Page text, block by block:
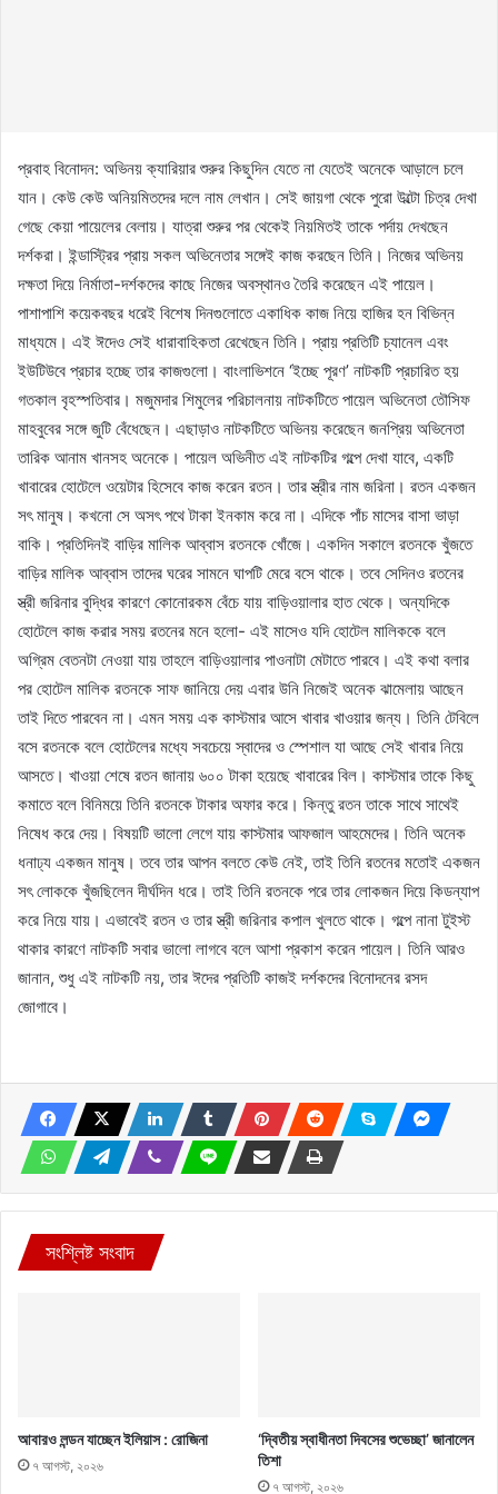
প্রবাহ বিনোদন: অভিনয় ক্যারিয়ার শুরুর কিছুদিন যেতে না যেতেই অনেকে আড়ালে চলে
যান। কেউ কেউ অনিয়মিতদের দলে নাম লেখান। সেই জায়গা থেকে পুরো উল্টো চিত্র দেখা
গেছে কেয়া পায়েলের বেলায়। যাত্রা শুরুর পর থেকেই নিয়মিতই তাকে পর্দায় দেখছেন
দর্শকরা। ইন্ডাস্ট্রির প্রায় সকল অভিনেতার সঙ্গেই কাজ করছেন তিনি। নিজের অভিনয়
দক্ষতা দিয়ে নির্মাতা-দর্শকদের কাছে নিজের অবস্থানও তৈরি করেছেন এই পায়েল।
পাশাপাশি কয়েকবছর ধরেই বিশেষ দিনগুলোতে একাধিক কাজ নিয়ে হাজির হন বিভিন্ন
মাধ্যমে। এই ঈদেও সেই ধারাবাহিকতা রেখেছেন তিনি। প্রায় প্রতিটি চ্যানেল এবং
ইউটিউবে প্রচার হচ্ছে তার কাজগুলো। বাংলাভিশনে ‘ইচ্ছে পূরণ’ নাটকটি প্রচারিত হয়
গতকাল বৃহস্পতিবার। মজুমদার শিমুলের পরিচালনায় নাটকটিতে পায়েল অভিনেতা তৌসিফ
মাহবুবের সঙ্গে জুটি বেঁধেছেন। এছাড়াও নাটকটিতে অভিনয় করেছেন জনপ্রিয় অভিনেতা
তারিক আনাম খানসহ অনেকে। পায়েল অভিনীত এই নাটকটির গল্পে দেখা যাবে, একটি
খাবারের হোটেলে ওয়েটার হিসেবে কাজ করেন রতন। তার স্ত্রীর নাম জরিনা। রতন একজন
সৎ মানুষ। কখনো সে অসৎ পথে টাকা ইনকাম করে না। এদিকে পাঁচ মাসের বাসা ভাড়া
বাকি। প্রতিদিনই বাড়ির মালিক আব্বাস রতনকে খোঁজে। একদিন সকালে রতনকে খুঁজতে
বাড়ির মালিক আব্বাস তাদের ঘরের সামনে ঘাপটি মেরে বসে থাকে। তবে সেদিনও রতনের
স্ত্রী জরিনার বুদ্ধির কারণে কোনোরকম বেঁচে যায় বাড়িওয়ালার হাত থেকে। অন্যদিকে
হোটেলে কাজ করার সময় রতনের মনে হলো- এই মাসেও যদি হোটেল মালিককে বলে
অগ্রিম বেতনটা নেওয়া যায় তাহলে বাড়িওয়ালার পাওনাটা মেটাতে পারবে। এই কথা বলার
পর হোটেল মালিক রতনকে সাফ জানিয়ে দেয় এবার উনি নিজেই অনেক ঝামেলায় আছেন
তাই দিতে পারবেন না। এমন সময় এক কাস্টমার আসে খাবার খাওয়ার জন্য। তিনি টেবিলে
বসে রতনকে বলে হোটেলের মধ্যে সবচেয়ে স্বাদের ও স্পেশাল যা আছে সেই খাবার নিয়ে
আসতে। খাওয়া শেষে রতন জানায় ৬০০ টাকা হয়েছে খাবারের বিল। কাস্টমার তাকে কিছু
কমাতে বলে বিনিময়ে তিনি রতনকে টাকার অফার করে। কিন্তু রতন তাকে সাথে সাথেই
নিষেধ করে দেয়। বিষয়টি ভালো লেগে যায় কাস্টমার আফজাল আহমেদের। তিনি অনেক
ধনাঢ্য একজন মানুষ। তবে তার আপন বলতে কেউ নেই, তাই তিনি রতনের মতোই একজন
সৎ লোককে খুঁজছিলেন দীর্ঘদিন ধরে। তাই তিনি রতনকে পরে তার লোকজন দিয়ে কিডন্যাপ
করে নিয়ে যায়। এভাবেই রতন ও তার স্ত্রী জরিনার কপাল খুলতে থাকে। গল্পে নানা টুইস্ট
থাকার কারণে নাটকটি সবার ভালো লাগবে বলে আশা প্রকাশ করেন পায়েল। তিনি আরও
জানান, শুধু এই নাটকটি নয়, তার ঈদের প্রতিটি কাজই দর্শকদের বিনোদনের রসদ
জোগাবে।
সংশ্লিষ্ট সংবাদ
আবারও লন্ডন যাচ্ছেন ইলিয়াস : রোজিনা
৭ আগস্ট, ২০২৬
‘দ্বিতীয় স্বাধীনতা দিবসের শুভেচ্ছা’ জানালেন
তিশা
৭ আগস্ট, ২০২৬